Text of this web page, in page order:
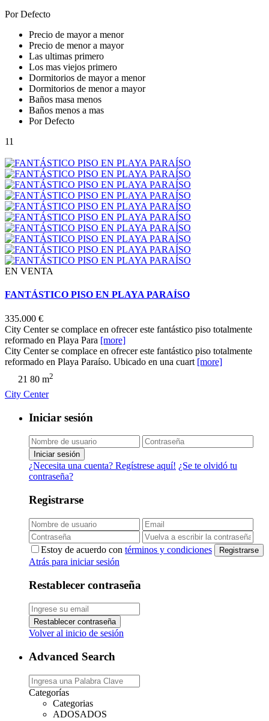
Por Defecto
Precio de mayor a menor
Precio de menor a mayor
Las ultimas primero
Los mas viejos primero
Dormitorios de mayor a menor
Dormitorios de menor a mayor
Baños masa menos
Baños menos a mas
Por Defecto
11
EN VENTA
FANTÁSTICO PISO EN PLAYA PARAÍSO
335.000 €
City Center se complace en ofrecer este fantástico piso totalmente
reformado en Playa Para [more]
City Center se complace en ofrecer este fantástico piso totalmente
reformado en Playa Paraíso. Ubicado en una cuart [more]
21 80 m2
City Center
Iniciar sesión
Iniciar sesión
¿Necesita una cuenta? Regístrese aquí! ¿Se te olvidó tu
contraseña?
Registrarse
Estoy de acuerdo con términos y condiciones Registrarse
Atrás para iniciar sesión
Restablecer contraseña
Restablecer contraseña
Volver al inicio de sesión
Advanced Search
Categorías
Categorias
ADOSADOS